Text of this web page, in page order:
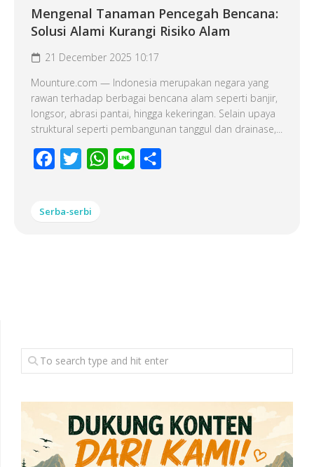
Mengenal Tanaman Pencegah Bencana:
Solusi Alami Kurangi Risiko Alam
21 December 2025 10:17
Mounture.com — Indonesia merupakan negara yang
rawan terhadap berbagai bencana alam seperti banjir,
longsor, abrasi pantai, hingga kekeringan. Selain upaya
struktural seperti pembangunan tanggul dan drainase,...
Facebook
Twitter WhatsApp
Line
Serba-serbi